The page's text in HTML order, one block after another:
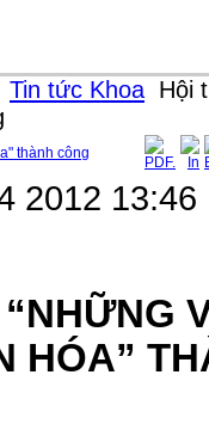
Tin tức Khoa Hội
thành công
2012 13:46
HÓA”